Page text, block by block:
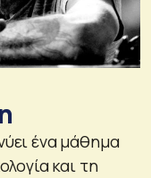
ένα μάθημα
και τη